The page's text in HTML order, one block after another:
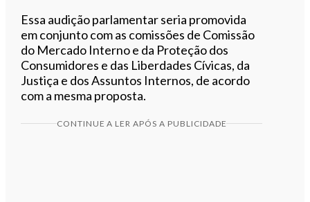
Essa audição parlamentar seria promovida
em conjunto com as comissões de Comissão
do Mercado Interno e da Proteção dos
Consumidores e das Liberdades Cívicas, da
Justiça e dos Assuntos Internos, de acordo
com a mesma proposta.
CONTINUE A LER APÓS A PUBLICIDADE